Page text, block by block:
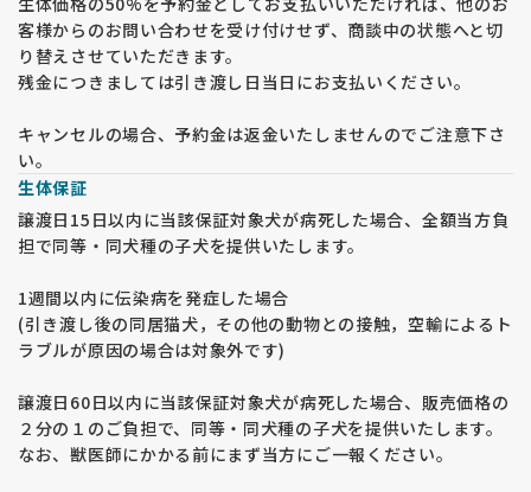
客様からのお問い合わせを受け付けせず、商談中の状態へと切
り替えさせていただきます。
残金につきましては引き渡し日当日にお支払いください。
キャンセルの場合、予約金は返金いたしませんのでご注意下さ
い。
生体保証
譲渡日15日以内に当該保証対象犬が病死した場合、全額当方負
担で同等・同犬種の子犬を提供いたします。
1週間以内に伝染病を発症した場合
(引き渡し後の同居猫犬，その他の動物との接触，空輸によるト
ラブルが原因の場合は対象外です)
譲渡日60日以内に当該保証対象犬が病死した場合、販売価格の
２分の１のご負担で、同等・同犬種の子犬を提供いたします。
なお、獣医師にかかる前にまず当方にご一報ください。